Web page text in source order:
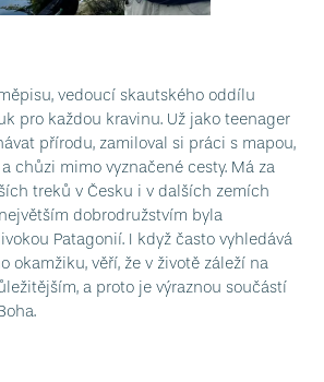
vedoucí skautského oddílu
pro každou kravinu. Už jako teenager
přírodu, zamiloval si práci s mapou,
chůzi mimo vyznačené cesty. Má za
treků v Česku i v dalších zemích
dobrodružstvím byla
Patagonií. I když často vyhledává
okamžiku, věří, že v životě záleží na
a proto je výraznou součástí